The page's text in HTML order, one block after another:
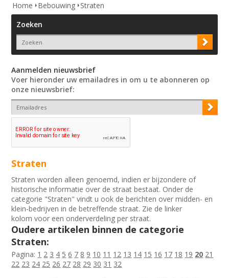
Home
Bebouwing Straten
Zoeken
Aanmelden nieuwsbrief
Voer hieronder uw emailadres in om u te abonneren op
onze nieuwsbrief:
Straten
Straten worden alleen genoemd, indien er bijzondere of
historische informatie over de straat bestaat. Onder de
categorie "Straten" vindt u ook de berichten over midden- en
klein-bedrijven in de betreffende straat. Zie de linker
kolom voor een onderverdeling per straat.
Oudere artikelen binnen de categorie
Straten:
Pagina: 1 2 3 4 5 6 7 8 9 10 11 12 13 14 15 16 17 18 19 20 21
22 23 24 25 26 27 28 29 30 31 32